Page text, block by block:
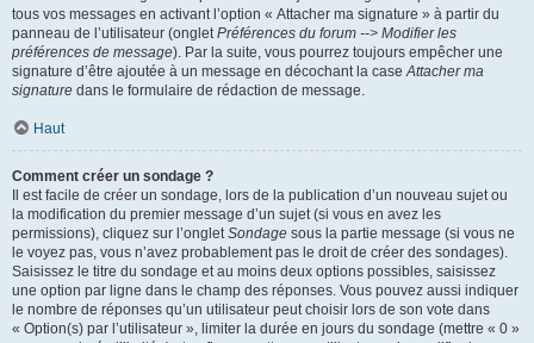
tous vos messages en activant l’option « Attacher ma signature » à partir du
panneau de l’utilisateur (onglet Préférences du forum --> Modifier les
préférences de message). Par la suite, vous pourrez toujours empêcher une
signature d’être ajoutée à un message en décochant la case Attacher ma
signature dans le formulaire de rédaction de message.
Haut
Comment créer un sondage ?
Il est facile de créer un sondage, lors de la publication d’un nouveau sujet ou
la modification du premier message d’un sujet (si vous en avez les
permissions), cliquez sur l’onglet Sondage sous la partie message (si vous ne
le voyez pas, vous n’avez probablement pas le droit de créer des sondages).
Saisissez le titre du sondage et au moins deux options possibles, saisissez
une option par ligne dans le champ des réponses. Vous pouvez aussi indiquer
le nombre de réponses qu’un utilisateur peut choisir lors de son vote dans
« Option(s) par l’utilisateur », limiter la durée en jours du sondage (mettre « 0 »